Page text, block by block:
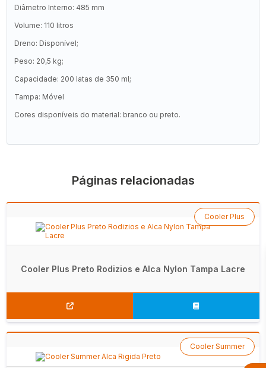
Diâmetro Interno: 485 mm
Volume: 110 litros
Dreno: Disponível;
Peso: 20,5 kg;
Capacidade: 200 latas de 350 ml;
Tampa: Móvel
Cores disponíveis do material: branco ou preto.
Páginas relacionadas
Cooler Plus Preto Rodizios e Alca Nylon Tampa Lacre
Cooler Plus
Cooler Summer